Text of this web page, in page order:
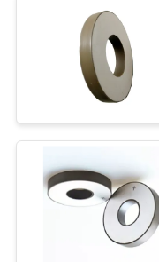
ใบ
เสนอ
เซ็นเ
โซนิก